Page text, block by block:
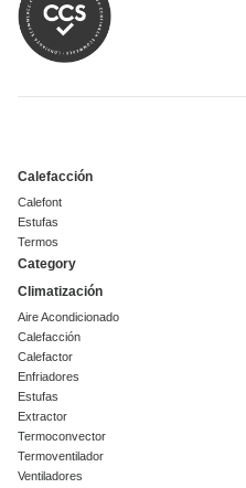
Calefacción
Calefont
Estufas
Termos
Category
Climatización
Aire Acondicionado
Calefacción
Calefactor
Enfriadores
Estufas
Extractor
Termoconvector
Termoventilador
Ventiladores